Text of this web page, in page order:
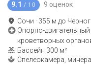
9.1 / 10 9 оценок
Сочи · 355 м до
Опорно-
кроветворных
Бассейн 300 м²
Спелеокамера,